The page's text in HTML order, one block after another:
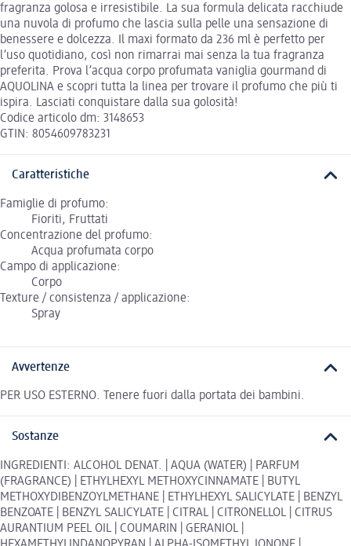
fragranza golosa e irresistibile. La sua formula delicata racchiude
una nuvola di profumo che lascia sulla pelle una sensazione di
benessere e dolcezza. Il maxi formato da 236 ml è perfetto per
l’uso quotidiano, così non rimarrai mai senza la tua fragranza
preferita. Prova l’acqua corpo profumata vaniglia gourmand di
AQUOLINA e scopri tutta la linea per trovare il profumo che più ti
ispira. Lasciati conquistare dalla sua golosità!
Codice articolo dm: 3148653
GTIN: 8054609783231
Caratteristiche
Famiglie di profumo:
Fioriti, Fruttati
Concentrazione del profumo:
Acqua profumata corpo
Campo di applicazione:
Corpo
Texture / consistenza / applicazione:
Spray
Avvertenze
PER USO ESTERNO. Tenere fuori dalla portata dei bambini.
Sostanze
INGREDIENTI: ALCOHOL DENAT. | AQUA (WATER) | PARFUM
(FRAGRANCE) | ETHYLHEXYL METHOXYCINNAMATE | BUTYL
METHOXYDIBENZOYLMETHANE | ETHYLHEXYL SALICYLATE | BENZYL
BENZOATE | BENZYL SALICYLATE | CITRAL | CITRONELLOL | CITRUS
AURANTIUM PEEL OIL | COUMARIN | GERANIOL |